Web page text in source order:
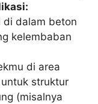
di dalam beton
kelembaban
di area
struktur
(misalnya